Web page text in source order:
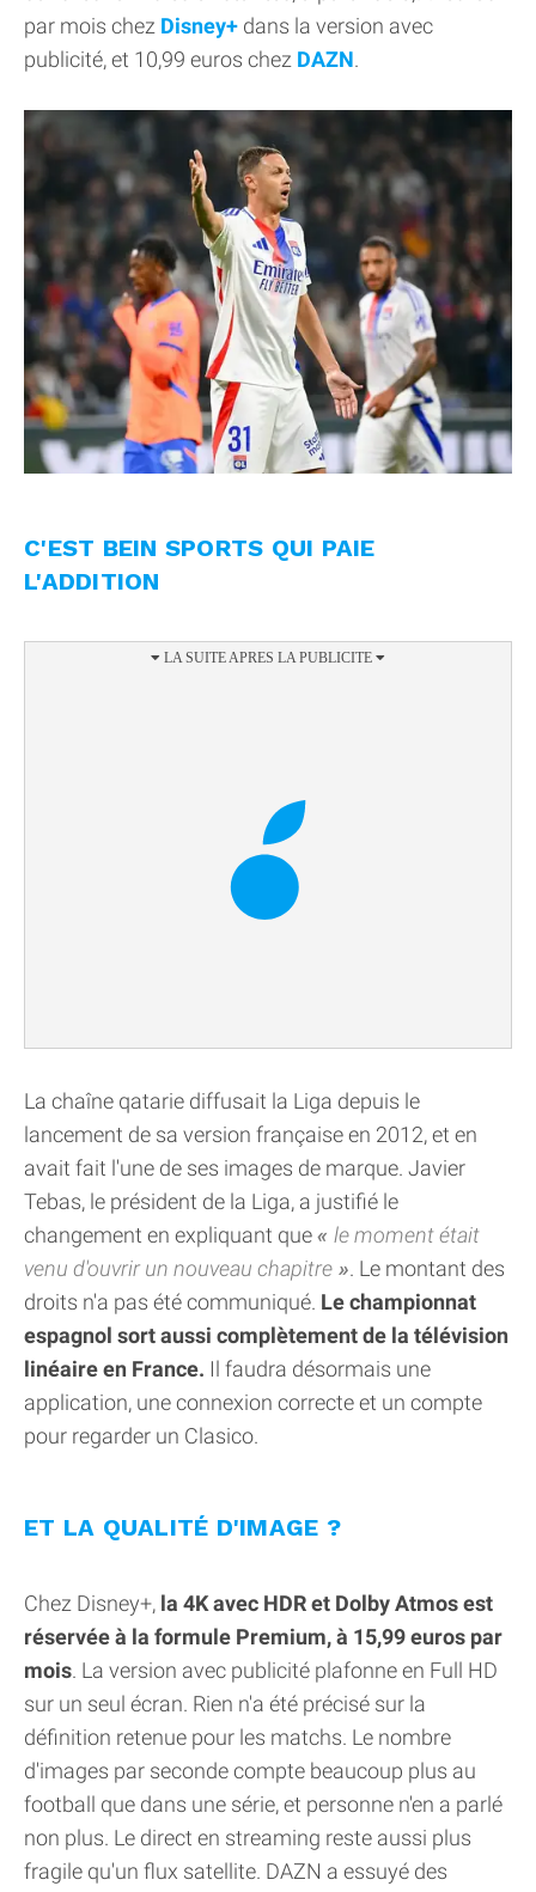
par mois chez Disney+ dans la version avec
publicité, et 10,99 euros chez DAZN.
C'EST BEIN SPORTS QUI PAIE
L'ADDITION
La chaîne qatarie diffusait la Liga depuis le
lancement de sa version française en 2012, et en
avait fait l'une de ses images de marque. Javier
Tebas, le président de la Liga, a justifié le
changement en expliquant que
le moment était
venu d'ouvrir un nouveau chapitre
. Le montant des
droits n'a pas été communiqué. Le championnat
espagnol sort aussi complètement de la télévision
linéaire en France. Il faudra désormais une
application, une connexion correcte et un compte
pour regarder un Clasico.
ET LA QUALITÉ D'IMAGE ?
Chez Disney+, la 4K avec HDR et Dolby Atmos est
réservée à la formule Premium, à 15,99 euros par
mois. La version avec publicité plafonne en Full HD
sur un seul écran. Rien n'a été précisé sur la
définition retenue pour les matchs. Le nombre
d'images par seconde compte beaucoup plus au
football que dans une série, et personne n'en a parlé
non plus. Le direct en streaming reste aussi plus
fragile qu'un flux satellite. DAZN a essuyé des